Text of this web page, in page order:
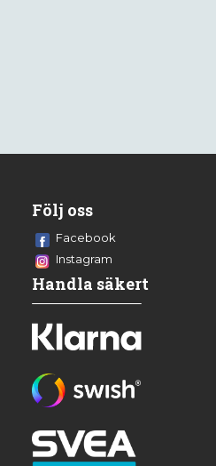
Följ oss
Facebook
Instagram
Handla säkert